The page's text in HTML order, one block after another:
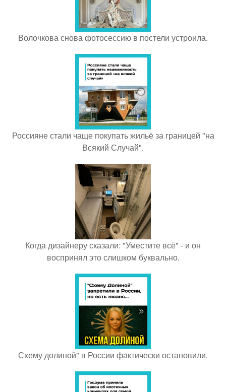
Волочкова снова фотосессию в постели устроила.
Россияне стали чаще покупать жильё за границей "на
Всякий Случай".
Когда дизайнеру сказали: "Уместите всё" - и он
воспринял это слишком буквально.
Схему долиной" в России фактически остановили.